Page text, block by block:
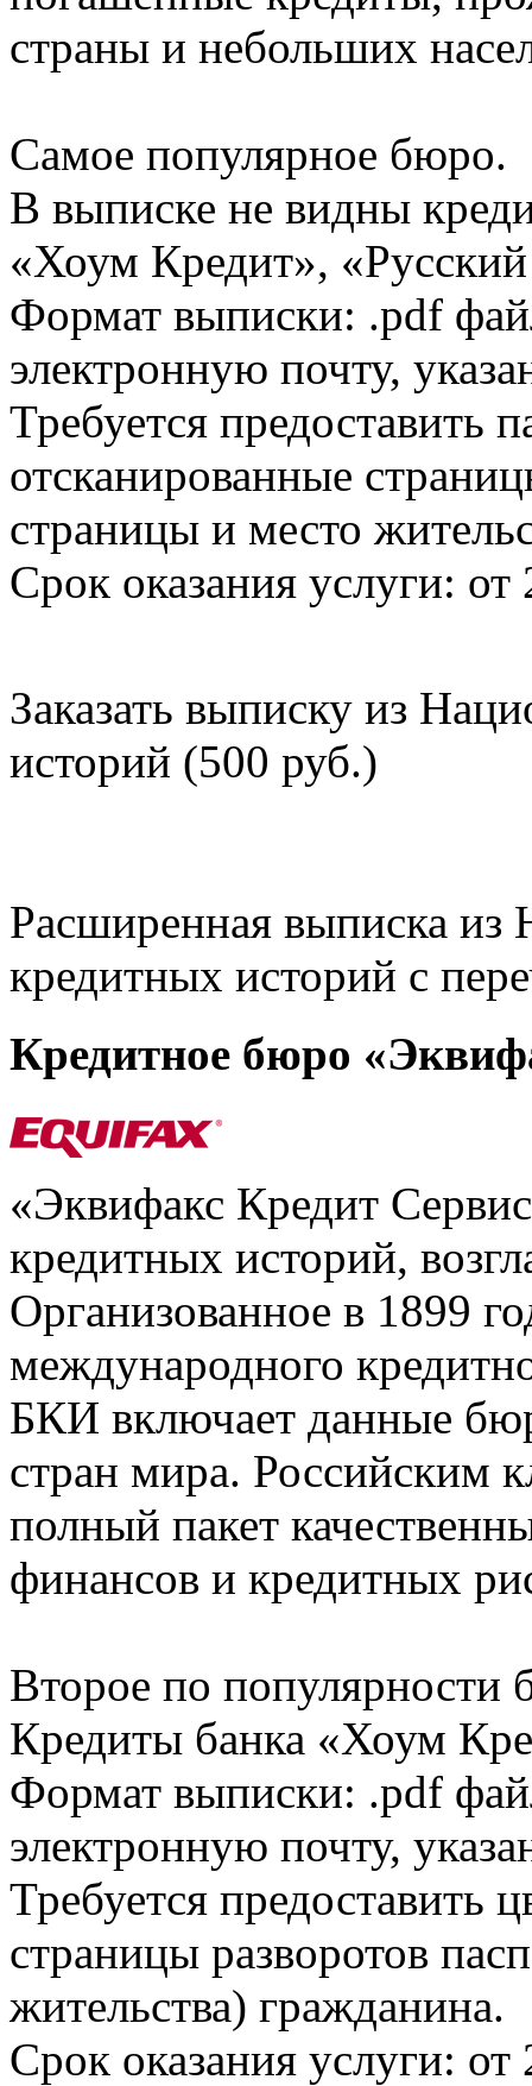
страны и небольших
Самое популярное бюро.
В выписке не видны
«Хоум Кредит»,
Формат выписки: .pdf
электронную почту,
Требуется предоставить
отсканированные
страницы и место
Срок оказания услуги: от
Заказать выписку из
историй (500 руб.)
Расширенная выписка из
кредитных историй с
Кредитное бюро
«Эквифакс Кредит
кредитных историй,
Организованное в 1899
международного
БКИ включает данные
стран мира. Российским
полный пакет
финансов и кредитных
Второе по популярности
Кредиты банка «Хоум
Формат выписки: .pdf
электронную почту,
Требуется предоставить
страницы разворотов
жительства) гражданина.
Срок оказания услуги: от